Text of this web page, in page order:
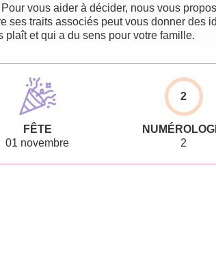
vous aider à décider, nous vous
traits associés peut vous donner des
plaît et qui a du sens pour votre famille.
FÊTE
01 novembre
2
2